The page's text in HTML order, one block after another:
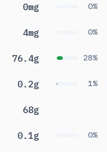
0mg 0%
4mg 0%
76.4g 28%
0.2g 1%
68g
0.1g 0%